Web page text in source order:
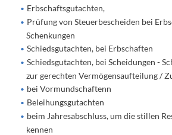
Erbschaftsgutachten,
Prüfung von Steuerbescheiden bei
Schenkungen
Schiedsgutachten, bei Erbschaften
Schiedsgutachten, bei Scheidungen -
zur gerechten Vermögensaufteilung /
bei Vormundschaftenn
Beleihungsgutachten
beim Jahresabschluss, um die stillen
kennen